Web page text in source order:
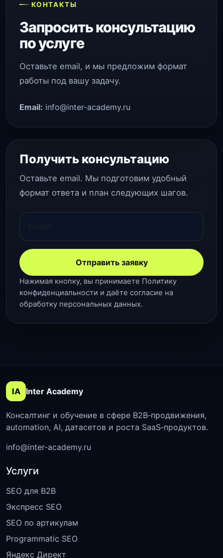
КОНТАКТЫ
Запросить консультацию
по услуге
Оставьте email, и мы предложим формат
работы под вашу задачу.
Email: info@inter-academy.ru
Получить консультацию
Оставьте email. Мы подготовим удобный
формат ответа и план следующих шагов.
Отправить заявку
Нажимая кнопку, вы принимаете Политику
конфиденциальности и даёте согласие на
обработку персональных данных.
IA Inter Academy
Консалтинг и обучение в сфере B2B‑продвижения,
automation, AI, датасетов и роста SaaS‑продуктов.
info@inter-academy.ru
Услуги
SEO для B2B
Экспресс SEO
SEO по артикулам
Programmatic SEO
Яндекс Директ